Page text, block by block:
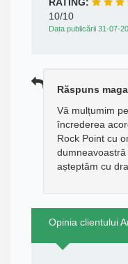
10/10
Data publicării 31-07-
Răspuns
Vă mulțumim
încrederea
Rock Point cu
așteptăm cu
Opinia clientului